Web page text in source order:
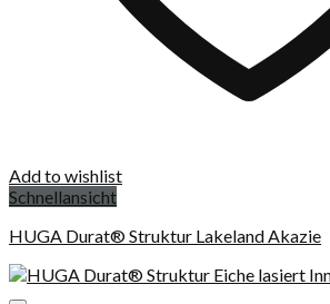
Add to wishlist
Schnellansicht
HUGA Durat® Struktur Lakeland Akazie